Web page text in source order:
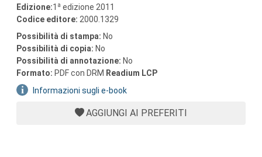
Edizione:1 a edizione 2011
Codice editore: 2000.1329
Possibilità di stampa: No
Possibilità di copia: No
Possibilità di annotazione: No
Formato: PDF con DRM Readium LCP
Informazioni sugli e-book
AGGIUNGI AI PREFERITI